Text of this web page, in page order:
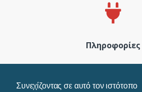
Συνεχίζοντας σε αυτό τον ιστότοπο
Πληροφορίες
Όροι Χρήσης